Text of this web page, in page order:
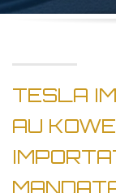
TESLA
AU